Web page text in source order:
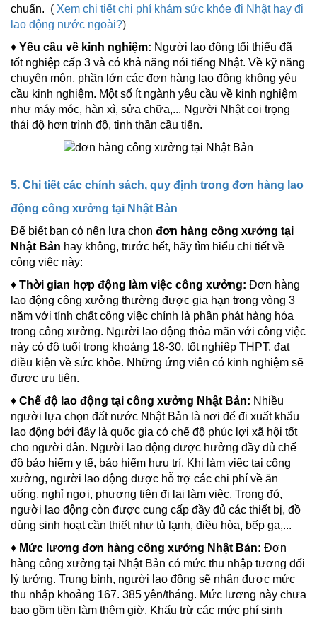
chuẩn. ( Xem chi tiết chi phí khám sức khỏe đi Nhật hay đi
lao động nước ngoài?)
♦ Yêu cầu về kinh nghiệm: Người lao động tối thiểu đã
tốt nghiệp cấp 3 và có khả năng nói tiếng Nhật. Về kỹ năng
chuyên môn, phần lớn các đơn hàng lao động không yêu
cầu kinh nghiệm. Một số ít ngành yêu cầu về kinh nghiệm
như máy móc, hàn xì, sửa chữa,... Người Nhật coi trọng
thái độ hơn trình độ, tinh thần cầu tiến.
5. Chi tiết các chính sách, quy định trong đơn hàng lao
động công xưởng tại Nhật Bản
Để biết bạn có nên lựa chọn đơn hàng công xưởng tại
Nhật Bản hay không, trước hết, hãy tìm hiểu chi tiết về
công việc này:
♦ Thời gian hợp động làm việc công xưởng: Đơn hàng
lao động công xưởng thường được gia hạn trong vòng 3
năm với tính chất công việc chính là phân phát hàng hóa
trong công xưởng. Người lao động thỏa mãn với công việc
này có độ tuổi trong khoảng 18-30, tốt nghiệp THPT, đạt
điều kiện về sức khỏe. Những ứng viên có kinh nghiệm sẽ
được ưu tiên.
♦ Chế độ lao động tại công xưởng Nhật Bản: Nhiều
người lựa chọn đất nước Nhật Bản là nơi để đi xuất khẩu
lao động bởi đây là quốc gia có chế độ phúc lợi xã hội tốt
cho người dân. Người lao động được hưởng đầy đủ chế
độ bảo hiểm y tế, bảo hiểm hưu trí. Khi làm việc tại công
xưởng, người lao động được hỗ trợ các chi phí về ăn
uống, nghỉ ngơi, phương tiện đi lại làm việc. Trong đó,
người lao động còn được cung cấp đầy đủ các thiết bị, đồ
dùng sinh hoạt cần thiết như tủ lạnh, điều hòa, bếp ga,...
♦ Mức lương đơn hàng công xưởng Nhật Bản: Đơn
hàng công xưởng tại Nhật Bản có mức thu nhập tương đối
lý tưởng. Trung bình, người lao động sẽ nhận được mức
thu nhập khoảng 167. 385 yên/tháng. Mức lương này chưa
bao gồm tiền làm thêm giờ. Khấu trừ các mức phí sinh